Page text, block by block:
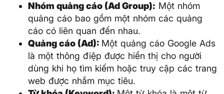
Nhóm quảng cáo (Ad Group): Một nhóm
quảng cáo bao gồm một nhóm các quảng
cáo có liên quan đến nhau.
Quảng cáo (Ad): Một quảng cáo Google Ads
là một thông điệp được hiển thị cho người
dùng khi họ tìm kiếm hoặc truy cập các trang
web được nhắm mục tiêu.